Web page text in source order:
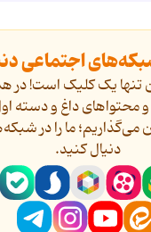
اجتماعی
تنها یک کلیک است!
داغ و دسته
می‌گذاریم؛ ما را در
دنیال کنید.